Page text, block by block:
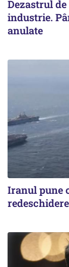
Dezastrul
industrie.
anulate
Iranul pune